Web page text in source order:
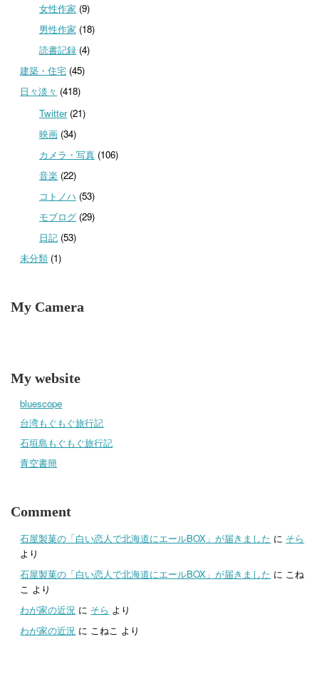
女性作家 (9)
男性作家 (18)
読書記録(4)
建築・住宅 (45)
日々淡々 (418)
Twitter(21)
映画(34)
カメラ・写真(106)
音楽 (22)
コトノハ (53)
モブログ(29)
日記(53)
未分類 (1)
My Camera
My website
bluescope
台湾もぐもぐ旅行記
石垣島もぐもぐ旅行記
青空書簡
Comment
石屋製菓の「白い恋人で北海道にエールBOX」が届きました に そら
より
石屋製菓の「白い恋人で北海道にエールBOX」が届きました に こね
こ より
わが家の近況 に そら より
わが家の近況 に こねこ より